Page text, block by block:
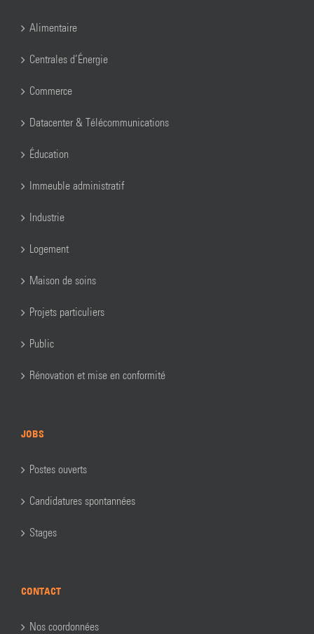
Alimentaire
Centrales d’Énergie
Commerce
Datacenter & Télécommunications
Éducation
Immeuble administratif
Industrie
Logement
Maison de soins
Projets particuliers
Public
Rénovation et mise en conformité
JOBS
Postes ouverts
Candidatures spontannées
Stages
CONTACT
Nos coordonnées